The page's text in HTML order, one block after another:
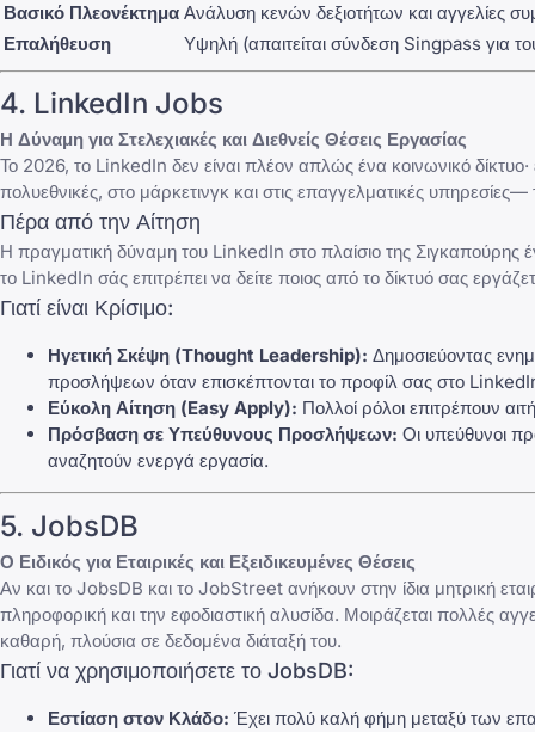
Βασικό Πλεονέκτημα Ανάλυση κενών δεξιοτήτων και αγγελίες
Επαλήθευση
Υψηλή (απαιτείται σύνδεση Singpass για
4. LinkedIn Jobs
Η Δύναμη για Στελεχιακές και Διεθνείς Θέσεις Εργασίας
Το 2026, το LinkedIn δεν είναι πλέον απλώς ένα κοινωνικό δίκτυο·
πολυεθνικές, στο μάρκετινγκ και στις επαγγελματικές
Πέρα από την Αίτηση
Η πραγματική δύναμη του LinkedIn στο πλαίσιο της Σιγκαπούρης
το LinkedIn σάς επιτρέπει να δείτε ποιος από το δίκτυό σας
Γιατί είναι Κρίσιμο:
Ηγετική Σκέψη (Thought Leadership): Δημοσιεύοντας
προσλήψεων όταν επισκέπτονται το προφίλ σας στο
Εύκολη Αίτηση (Easy Apply): Πολλοί ρόλοι επιτρέπουν
Πρόσβαση σε Υπεύθυνους Προσλήψεων: Οι υπεύθυνοι
αναζητούν ενεργά εργασία.
5. JobsDB
Ο Ειδικός για Εταιρικές και Εξειδικευμένες Θέσεις
Αν και το JobsDB και το JobStreet ανήκουν στην ίδια μητρική
πληροφορική και την εφοδιαστική αλυσίδα. Μοιράζεται πολλές
καθαρή, πλούσια σε δεδομένα διάταξή του.
Γιατί να χρησιμοποιήσετε το JobsDB:
Εστίαση στον Κλάδο: Έχει πολύ καλή φήμη μεταξύ των